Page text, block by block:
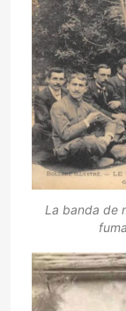
La banda de